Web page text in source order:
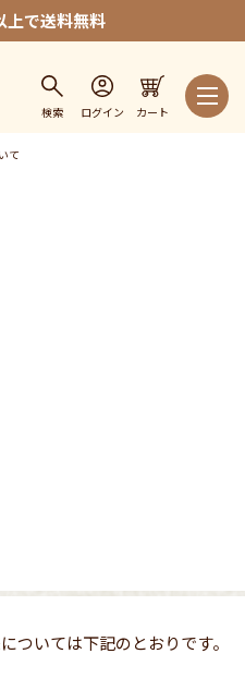
で送料無料
検索 ログイン カート
て
ついては下記のとおりです。